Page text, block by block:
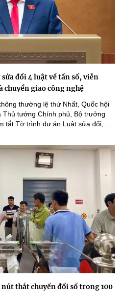
đổi 4 luật về tần số, viễn
chuyển giao công nghệ
thường lệ thứ Nhất, Quốc hội
Thủ tướng Chính phủ, Bộ trưởng
tắt Tờ trình dự án Luật sửa đổi,...
thắt chuyển đổi số trong 100